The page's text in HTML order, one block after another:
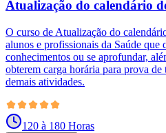
Atualização do calendário
O curso de Atualização do
alunos e profissionais da Saúde que
conhecimentos ou se aprofundar,
obterem carga horária para prova
demais atividades.
120 à 180 Horas